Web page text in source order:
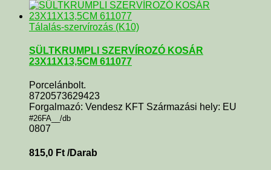
Tálalás-szervírozás (K10)
SÜLTKRUMPLI SZERVÍROZÓ KOSÁR
23X11X13,5CM 611077
Porcelánbolt.
8720573629423
Forgalmazó: Vendesz KFT Származási hely: EU
#26FA__/db
0807
815,0 Ft /Darab